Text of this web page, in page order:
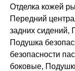
Отделка кожей
Передний
задних сидений,
Подушка
безопасности
боковые,